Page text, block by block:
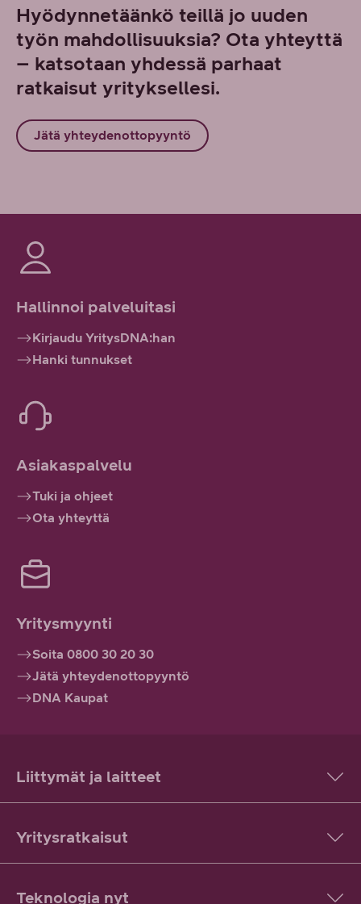
Hyödynnetäänkö teillä jo uuden
työn mahdollisuuksia? Ota yhteyttä
– katsotaan yhdessä parhaat
ratkaisut yrityksellesi.
Jätä yhteydenottopyyntö
Hallinnoi palveluitasi
Kirjaudu YritysDNA:han
Hanki tunnukset
Asiakaspalvelu
Tuki ja ohjeet
Ota yhteyttä
Yritysmyynti
Soita 0800 30 20 30
Jätä yhteydenottopyyntö
DNA Kaupat
Liittymät ja laitteet
Yritysratkaisut
Teknologia nyt